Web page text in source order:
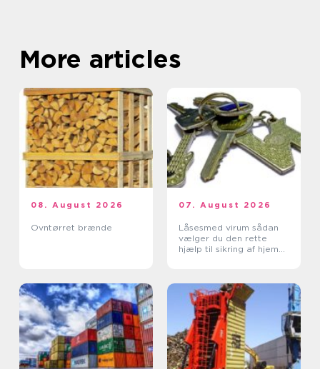
More articles
08. August 2026
Ovntørret brænde
07. August 2026
Låsesmed virum sådan
vælger du den rette
hjælp til sikring af hjem